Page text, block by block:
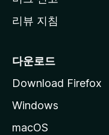
리뷰 지침
다운로드
Download Firefox
Windows
macOS